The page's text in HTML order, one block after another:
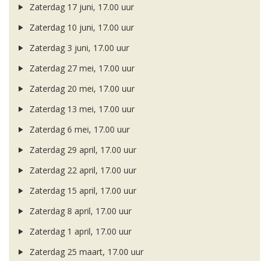
Zaterdag 17 juni, 17.00 uur
Zaterdag 10 juni, 17.00 uur
Zaterdag 3 juni, 17.00 uur
Zaterdag 27 mei, 17.00 uur
Zaterdag 20 mei, 17.00 uur
Zaterdag 13 mei, 17.00 uur
Zaterdag 6 mei, 17.00 uur
Zaterdag 29 april, 17.00 uur
Zaterdag 22 april, 17.00 uur
Zaterdag 15 april, 17.00 uur
Zaterdag 8 april, 17.00 uur
Zaterdag 1 april, 17.00 uur
Zaterdag 25 maart, 17.00 uur